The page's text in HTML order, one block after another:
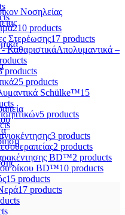
Νοσηλείας
210 products
Στερέωσης17 products
Απολυμαντικά –
products
25 products
Schülke™15
5 products
3 products
2 products
BD™2 products
οίκου BD™10 products
15 products
17 products